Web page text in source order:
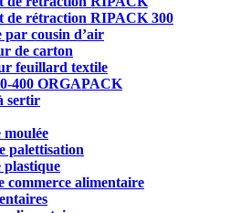
de rétraction RIPACK 300
par cousin d’air
de carton
feuillard textile
400 ORGAPACK
sertir
moulée
palettisation
plastique
commerce alimentaire